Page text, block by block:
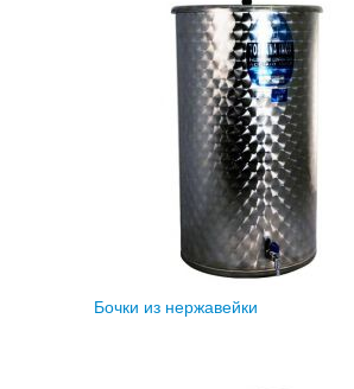
Бочки из нержавейки